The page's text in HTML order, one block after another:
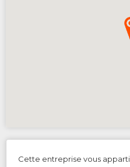
Cette entreprise vous